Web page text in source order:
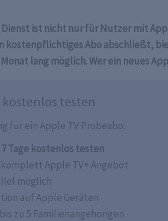
ist nicht nur für Nutzer mit
kostenpflichtiges Abo abschließt,
Monat lang möglich. Wer ein neues
kostenlos testen
für ein Apple TV Probeabo:
Tage kostenlos testen
Apple TV+ Angebot
möglich
auf Apple Geräten
zu 5 Familienangehörigen